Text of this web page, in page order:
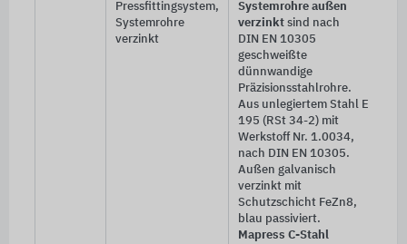
Pressfittingsystem,
Systemrohre
verzinkt
Systemrohre außen
verzinktsind nach
DIN EN 10305
geschweißte
dünnwandige
Präzisionsstahlrohre.
Aus unlegiertem Stahl E
195 (RSt 34-2) mit
Werkstoff Nr. 1.0034,
nach DIN EN 10305.
Außen galvanisch
verzinkt mit
Schutzschicht FeZn8,
blau passiviert.
Mapress C-Stahl